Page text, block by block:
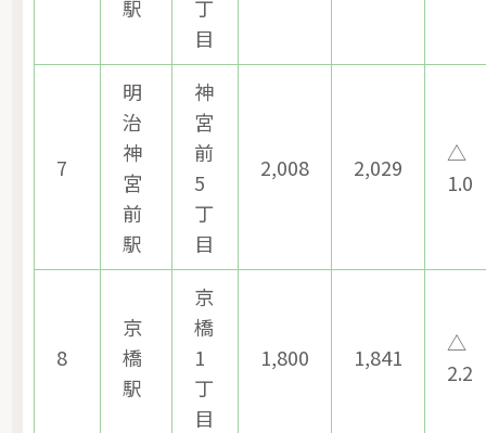
駅
丁
目
7
明
治
神
宮
前
駅
神
宮
前
5
丁
目
2,008 2,029
△
1.0
8
京
橋
駅
京
橋
1
丁
目
1,800 1,841
△
2.2